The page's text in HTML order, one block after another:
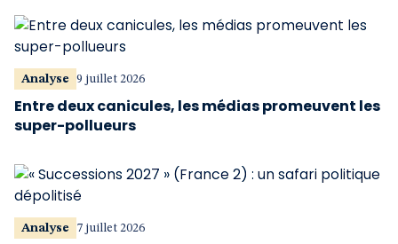
Analyse 9 juillet 2026
Entre deux canicules, les médias promeuvent les
super-pollueurs
Analyse 7 juillet 2026